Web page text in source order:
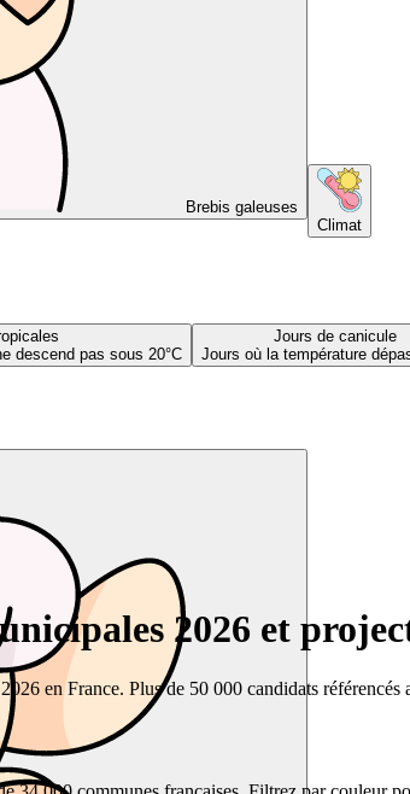
Brebis galeuses
Climat
descend pas sous 20°C
Jours de canicule
Jours où la température
2026 et
en France. Plus de 50 000 candidats